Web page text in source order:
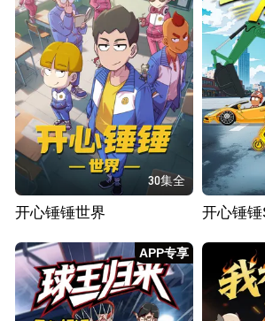
30集全
开心锤锤世界
APP专享